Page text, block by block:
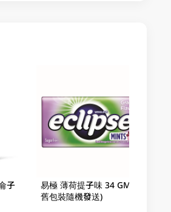
子
易極 薄荷提子味 34 GM (新
舊包裝隨機發送)